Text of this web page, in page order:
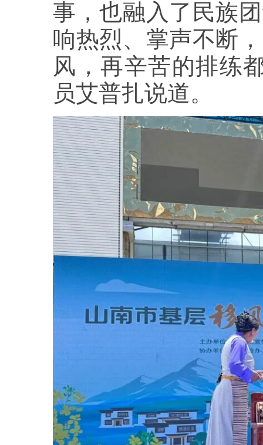
事，也融入了民族
响热烈、掌声不断
风，再辛苦的排练
员艾普扎说道。